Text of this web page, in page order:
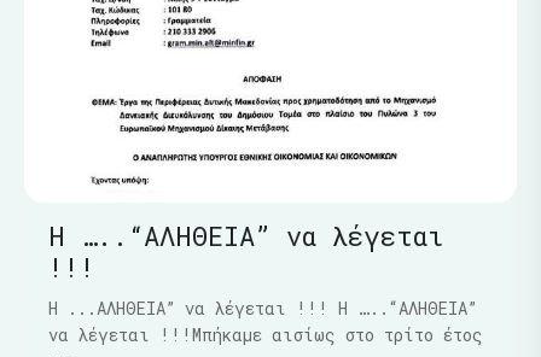
Η …..“ΑΛΗΘΕΙΑ” να λέγεται
!!!
Η ...ΑΛΗΘΕΙΑ” να λέγεται !!! Η …..“ΑΛΗΘΕΙΑ”
να λέγεται !!!Μπήκαμε αισίως στο τρίτο έτος